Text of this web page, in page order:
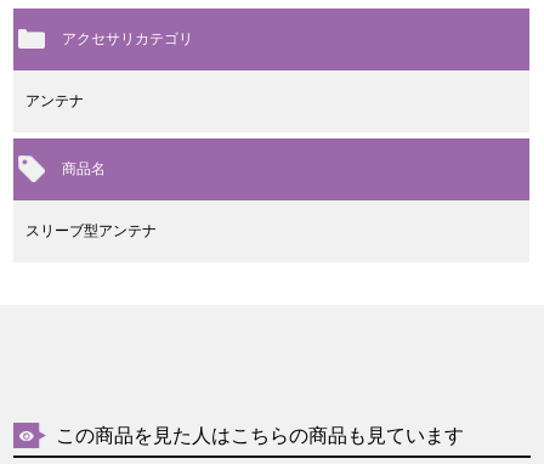
アクセサリカテゴリ
アンテナ
商品名
スリーブ型アンテナ
この商品を見た人はこちらの商品も見ています